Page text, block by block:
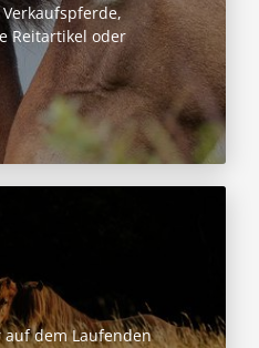
Reitartikel oder
auf dem Laufenden